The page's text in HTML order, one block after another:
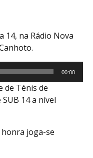
14, na Rádio Nova
00:00
de Ténis de
14 a nível
honra joga-se